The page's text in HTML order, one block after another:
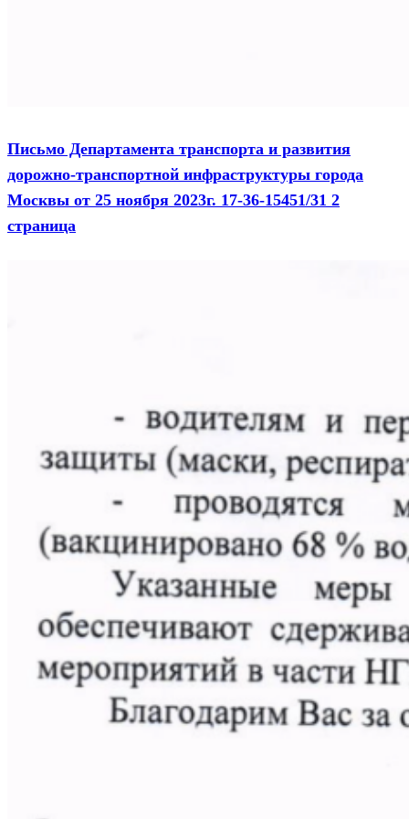
Письмо Департамента транспорта и развития
дорожно-транспортной инфраструктуры города
Москвы от 25 ноября 2023г. 17-36-15451/31 2
страница